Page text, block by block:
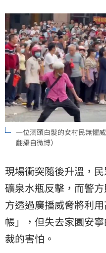
一位滿頭白髮的女村民無懼
翻攝自微博）
現場衝突隨後升溫，
礦泉水瓶反擊，而警
方透過廣播威脅將利
帳」，但失去家園安
裁的害怕。